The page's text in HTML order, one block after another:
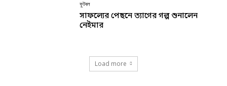
ফুটবল
সাফল্যের পেছনে ত্যাগের গল্প শুনালেন
নেইমার
Load more